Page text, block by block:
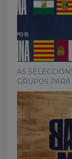
AS
GRUPOS